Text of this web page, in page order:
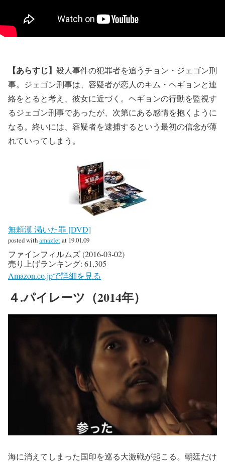
【あらすじ】 殺人事件の犯罪者を追うチョン・ジェゴン刑
事。ジェゴン刑事は、容疑者が恋人のキム・ヘギョンと連
絡をとると考え、彼女に近づく。ヘギョンの行動を監視す
るジェゴン刑事であったが、次第にある感情を抱くように
なる。終いには、容疑者を逮捕するという最初の信念が薄
れていってしまう。
無頼漢 渇いた罪 [DVD]
posted withamazletat 19.01.09
ファインフィルムズ (2016-03-02)
売り上げランキング: 61,305
Amazon.co.jpで詳細を見る
４.パイレーツ（2014年）
海に消えてしまった国印を巡る大激戦が起こる。朝廷だけ